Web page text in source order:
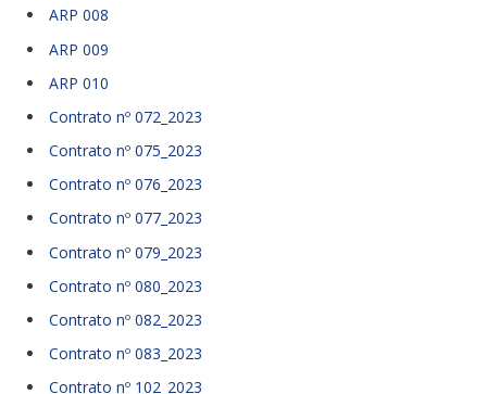
ARP 008
ARP 009
ARP 010
Contrato nº 072_2023
Contrato nº 075_2023
Contrato nº 076_2023
Contrato nº 077_2023
Contrato nº 079_2023
Contrato nº 080_2023
Contrato nº 082_2023
Contrato nº 083_2023
Contrato nº 102_2023